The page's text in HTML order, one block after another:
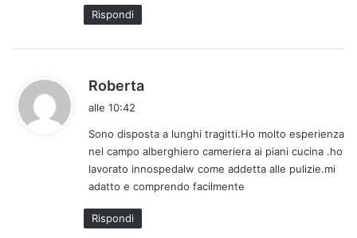
Rispondi
Roberta
e
t
t
o
alle 10:42
Sono disposta a lunghi tragitti.Ho molto esperienza
nel campo alberghiero cameriera ai piani cucina .ho
lavorato innospedalw come addetta alle pulizie.mi
adatto e comprendo facilmente
Rispondi